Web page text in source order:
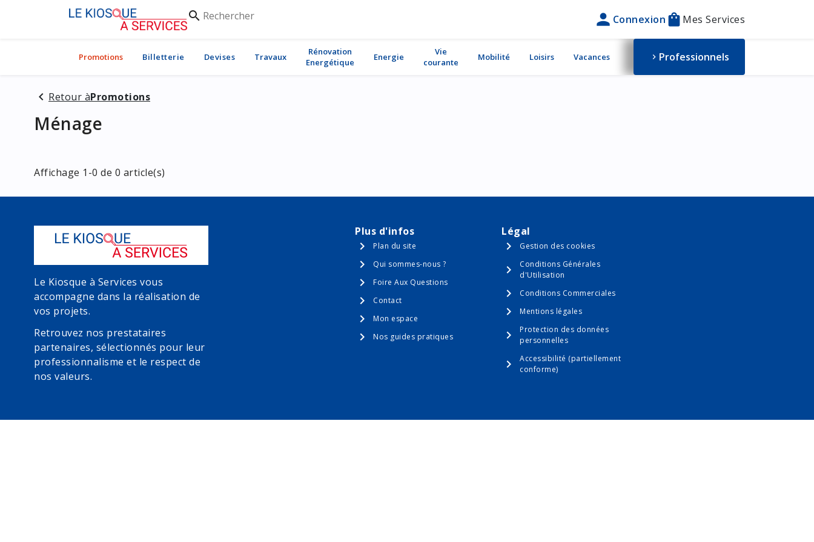
search
Rechercher person Connexion shopping_bag Mes Services
Promotions Billetterie Devises Travaux
Rénovation
Energétique
Energie
Vie
courante
Mobilité Loisirs Vacances chevron_right Professionnels
Retour àPromotions
Ménage
Affichage 1-0 de 0 article(s)
Le Kiosque à Services vous
accompagne dans la réalisation de
vos projets.
Retrouvez nos prestataires
partenaires, sélectionnés pour leur
professionnalisme et le respect de
nos valeurs.
Plus d'infos
Plan du site
Qui sommes-nous ?
Foire Aux Questions
Contact
Mon espace
Nos guides pratiques
Légal
Gestion des cookies
Conditions Générales
d'Utilisation
Conditions Commerciales
Mentions légales
Protection des données
personnelles
Accessibilité (partiellement
conforme)